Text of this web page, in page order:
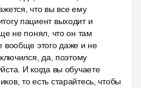
что вы все ему
пациент выходит и
не понял, что он там
вообще этого даже и не
да, поэтому
И когда вы обучаете
то есть старайтесь, чтобы